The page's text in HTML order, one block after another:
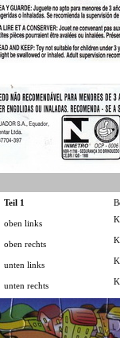
Teil 1
oben links
oben rechts
unten links
unten rechts